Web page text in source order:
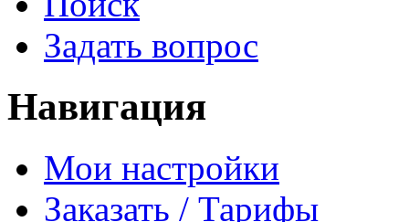
Задать вопрос
Навигация
Мои настройки
Заказать / Тарифы